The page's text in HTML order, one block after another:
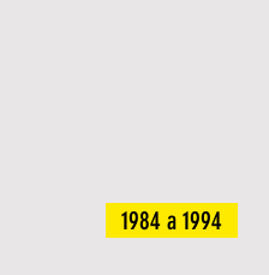
1984 a 1994